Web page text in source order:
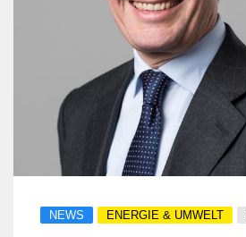
NEWS ENERGIE & UMWELT